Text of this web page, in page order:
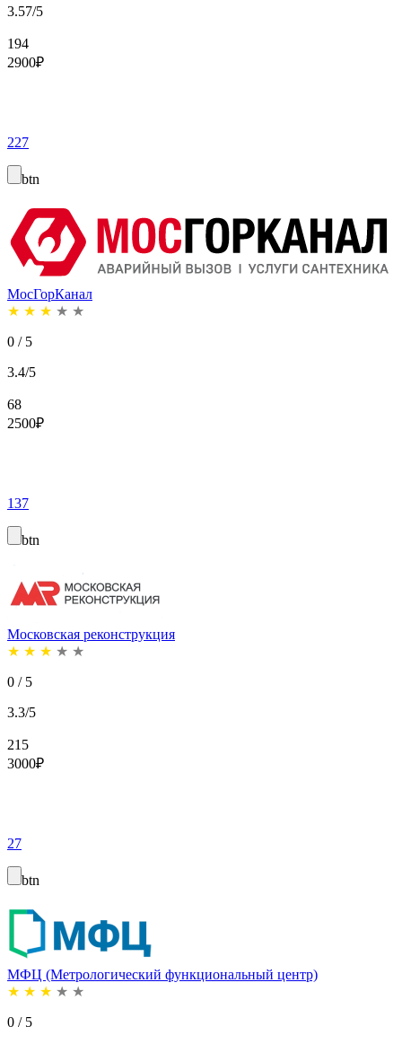
3.57/5
194
2900₽
227
btn
МосГорКанал
★ ★ ★ ★ ★
0 / 5
3.4/5
68
2500₽
137
btn
Московская реконструкция
★ ★ ★ ★ ★
0 / 5
3.3/5
215
3000₽
27
btn
МФЦ (Метрологический функциональный центр)
★ ★ ★ ★ ★
0 / 5